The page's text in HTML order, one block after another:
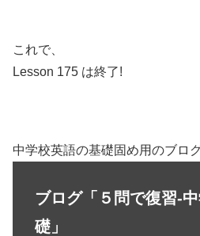
これで、
Lesson 175 は終了!
中学校英語の基礎固め用のブロ
ブログ「５問で復習-
礎」